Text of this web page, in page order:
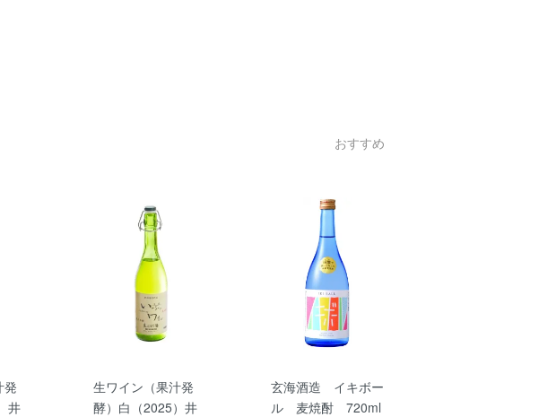
おすすめ
発
井
生ワイン（果汁発
酵）白（2025）井
玄海酒造 イキボー
ル 麦焼酎 720ml